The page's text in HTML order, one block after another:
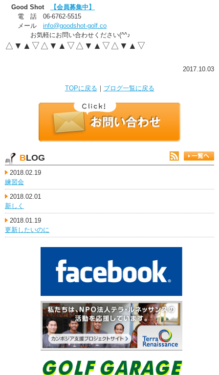
Good Shot
【会員募集中】
電 話 06-6762-5515
メール info@goodshot-golf.co
お気軽にお問い合わせください(^^♪
△▼▲▽△▼▲▽△▼▲▽△▼▲▽
2017.10.03
TOPに戻る ｜ ブログ一覧に戻る
BLOG
2018.02.19
練習会
2018.02.01
新しく
2018.01.19
更新したいのに